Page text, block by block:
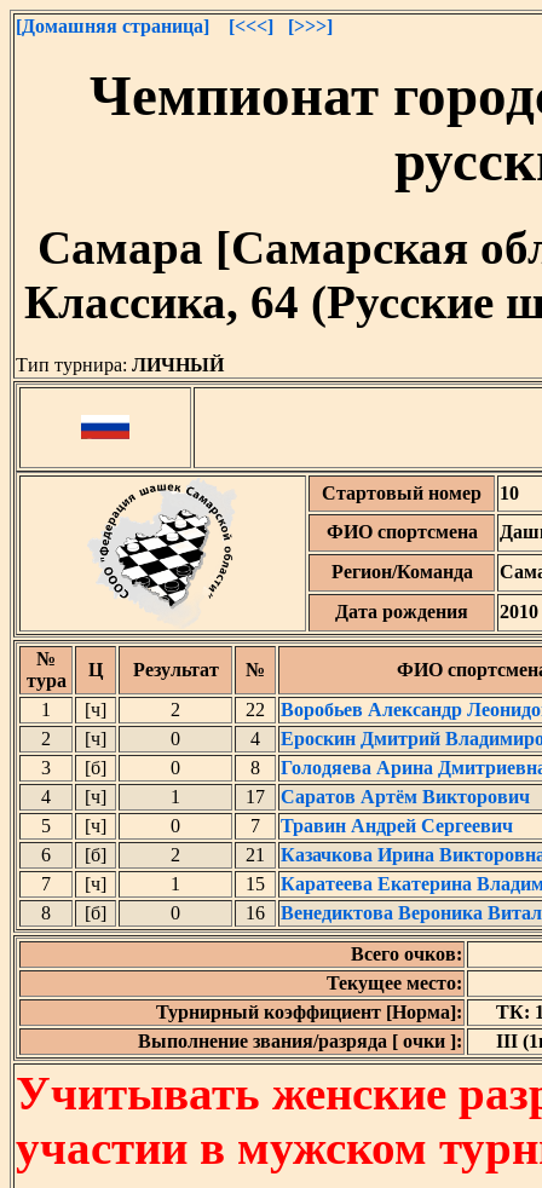
[Домашняя страница] [<<<] [>>>]
Чемпионат
Самара [Самарская
Классика, 64
Тип турнира: ЛИЧНЫЙ
Стартовый номер
10
ФИО спортсмена
Регион/Команда
Дата рождения
2010
№
тура
Ц Результат №
ФИО
1
[ч] 2 22
Воробьев Александр
2
[ч] 0 4
Ероскин Дмитрий
3
[б] 0 8
Голодяева Арина
4
[ч] 1 17
Саратов Артём Викторович
5
[ч] 0 7
Травин Андрей Сергеевич
6
[б] 2 21
Казачкова Ирина
7
[ч] 1 15
Каратеева Екатерина
8
[б] 0 16
Венедиктова Вероника
Всего очков:
Текущее место:
Турнирный коэффициент [Норма]:
ТК:
Выполнение звания/разряда [ очки ]:
III
Учитывать женские
участии в мужском